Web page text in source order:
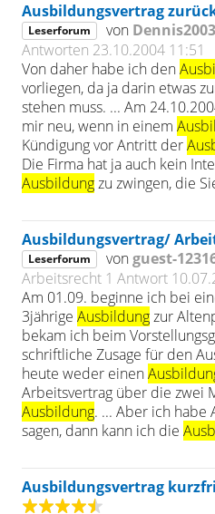
Ausbildungsvertrag
Leserforum von Dennis2003
Antworten 23.10.2004 11:51
Von daher habe ich den
vorliegen, da ja darin etwas
stehen muss. ... Am
mir neu, wenn in einem
Kündigung vor Antritt der
Die Firma hat ja auch kein
Ausbildungzu zwingen, die
Ausbildungsvertrag/
Leserforum von guest-
Arbeitsrecht 1 Antwort
Am 01.09. beginne ich bei
3jährigeAusbildungzur
bekam ich beim
schriftliche Zusage für den
heute weder einen
Arbeitsvertrag über die zwei
Ausbildung. ... Aber ich habe
sagen, dann kann ich die
Ausbildungsvertrag